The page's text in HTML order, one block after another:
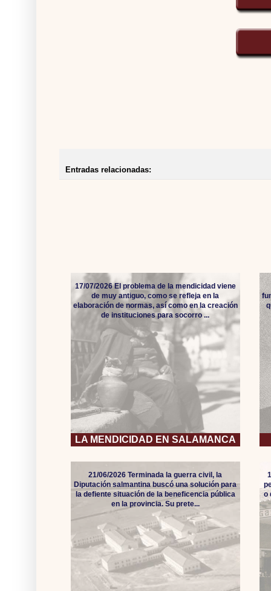
Entradas relacionadas:
LA MENDICIDAD EN SALAMANCA
17/07/2026 El problema de la mendicidad viene
de muy antiguo, como se refleja en la
elaboración de normas, así como en la creación
de instituciones para socorro ...
21/06/2026 Terminada la guerra civil, la
Diputación salmantina buscó una solución para
la defiente situación de la beneficencia pública
en la provincia. Su prete...
o